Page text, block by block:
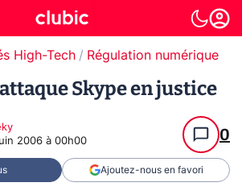
High-Tech Régulation numérique
Skype en justice
2006 à 00h00 0
Ajoutez-nous en favori